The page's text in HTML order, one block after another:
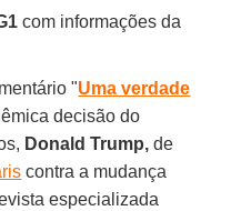
com informações da
"Uma verdade
decisão do
Donald Trump, de
contra a mudança
especializada